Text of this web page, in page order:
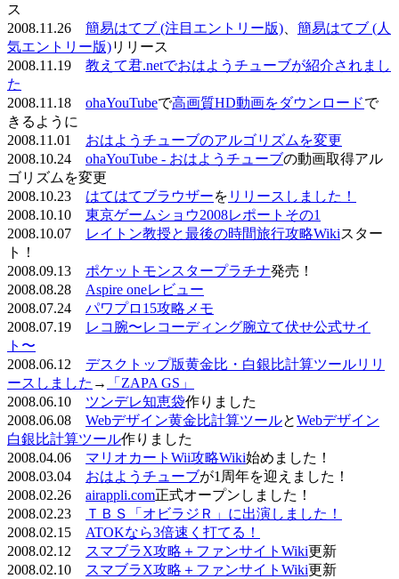
ス
2008.11.26 簡易はてブ (注目エントリー版)
簡易はてブ (人
気エントリー版)リリース
2008.11.19 教えて君.netでおはようチューブが紹介されまし
た
2008.11.18 ohaYouTubeで高画質HD動画をダウンロードで
きるように
2008.11.01 おはようチューブのアルゴリズムを変更
2008.10.24 ohaYouTube - おはようチューブの動画取得アル
ゴリズムを変更
2008.10.23 はてはてブラウザーを リリースしました！
2008.10.10 東京ゲームショウ2008レポートその1
2008.10.07
レイトン教授と最後の時間旅行攻略Wikiスター
ト！
2008.09.13 ポケットモンスタープラチナ発売！
2008.08.28 Aspire oneレビュー
2008.07.24 パワプロ15攻略メモ
2008.07.19
レコ腕〜レコーディング腕立て伏せ公式サイ
ト〜
2008.06.12 デスクトップ版黄金比・白銀比計算ツールリリ
ースしました →
「ZAPA GS」
2008.06.10 ツンデレ知恵袋作りました
2008.06.08 Webデザイン黄金比計算ツールとWebデザイン
白銀比計算ツール作りました
2008.04.06 マリオカートWii攻略Wiki始めました！
2008.03.04 おはようチューブが1周年を迎えました！
2008.02.26 airappli.com正式オープンしました！
2008.02.23
ＴＢＳ「オビラジＲ」に出演しました！
2008.02.15 ATOKなら3倍速く打てる！
2008.02.12
スマブラX攻略＋ファンサイトWiki更新
2008.02.10
スマブラX攻略＋ファンサイトWiki更新